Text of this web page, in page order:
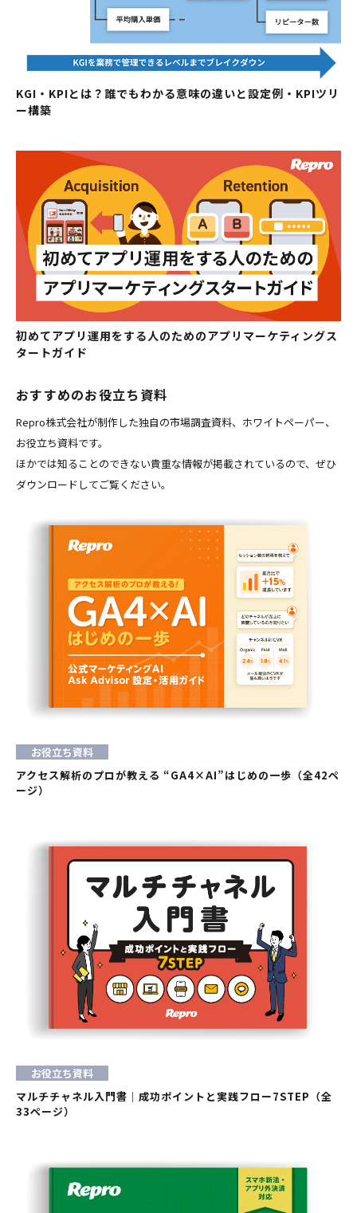
KGI・KPIとは？誰でもわかる意味の違いと設定例・KPIツリ
ー構築
初めてアプリ運用をする人のためのアプリマーケティングス
タートガイド
おすすめのお役立ち資料
Repro株式会社が制作した独自の市場調査資料、ホワイトペーパー、
お役立ち資料です。
ほかでは知ることのできない貴重な情報が掲載されているので、ぜひ
ダウンロードしてご覧ください。
お役立ち資料
アクセス解析のプロが教える “GA4×AI”はじめの一歩（全42ペ
ージ）
お役立ち資料
マルチチャネル入門書｜成功ポイントと実践フロー7STEP（全
33ページ）